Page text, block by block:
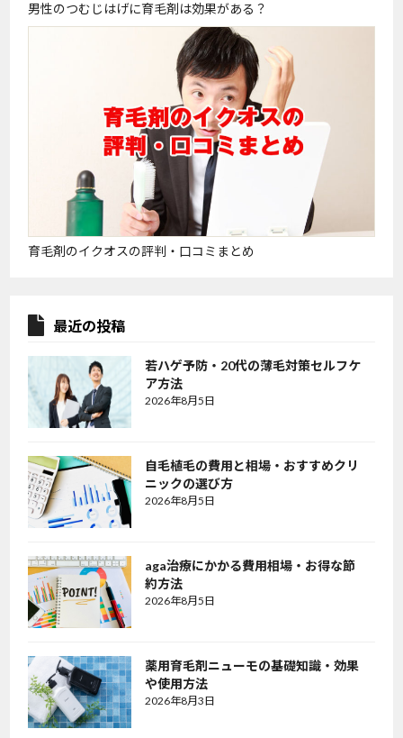
男性のつむじはげに育毛剤は効果がある？
育毛剤のイクオスの評判・口コミまとめ
最近の投稿
若ハゲ予防・20代の薄毛対策セルフケ
ア方法
2026年8月5日
自毛植毛の費用と相場・おすすめクリ
ニックの選び方
2026年8月5日
aga治療にかかる費用相場・お得な節
約方法
2026年8月5日
薬用育毛剤ニューモの基礎知識・効果
や使用方法
2026年8月3日